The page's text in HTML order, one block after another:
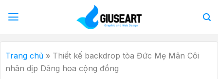
qua
dung
Trang chủ » Thiết kế backdrop tòa Đức Mẹ Mân Côi
nhân dịp Dâng hoa cộng đồng